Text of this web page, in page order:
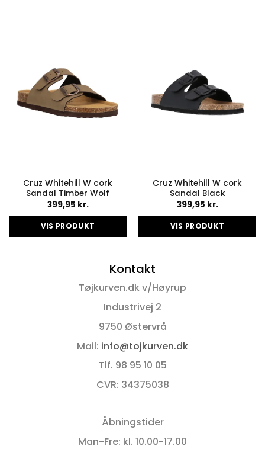
Cruz Whitehill W cork
Sandal Timber Wolf
399,95 kr.
VIS PRODUKT
varianter.
Mulighederne
på
Cruz Whitehill W cork
Sandal Black
399,95 kr.
VIS PRODUKT
Kontakt
Tøjkurven.dk v/Høyrup
Industrivej 2
9750 Østervrå
Mail: info@tojkurven.dk
Tlf. 98 95 10 05
CVR: 34375038
Åbningstider
Man-Fre: kl. 10.00-17.00